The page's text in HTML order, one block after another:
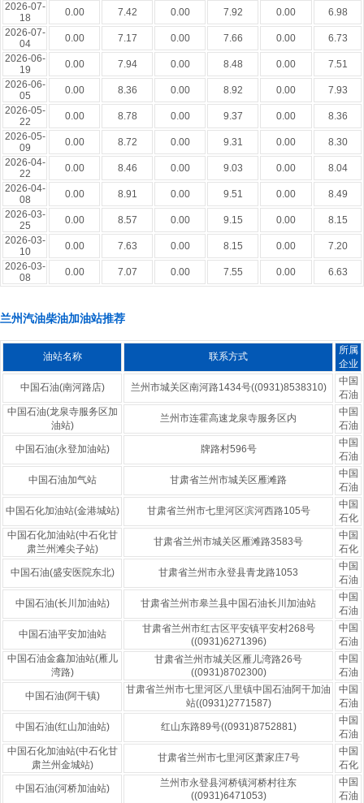
2026-07-
18
0.00 7.42 0.00 7.92 0.00
6.98
2026-07-
04
0.00 7.17 0.00 7.66 0.00
6.73
2026-06-
19
0.00 7.94 0.00 8.48 0.00
7.51
2026-06-
05
0.00 8.36 0.00 8.92 0.00
7.93
2026-05-
22
0.00 8.78 0.00 9.37 0.00
8.36
2026-05-
09
0.00 8.72 0.00 9.31 0.00
8.30
2026-04-
22
0.00 8.46 0.00 9.03 0.00
8.04
2026-04-
08
0.00 8.91 0.00 9.51 0.00
8.49
2026-03-
25
0.00 8.57 0.00 9.15 0.00
8.15
2026-03-
10
0.00 7.63 0.00 8.15 0.00
7.20
2026-03-
08
0.00 7.07 0.00 7.55 0.00 6.63
兰州汽油柴油加油站推荐
油站名称 联系方式
所属
企业
中国石油(南河路店) 兰州市城关区南河路1434号((0931)8538310)
中国
石油
中国石油(龙泉寺服务区加
油站)
兰州市连霍高速龙泉寺服务区内
中国
石油
中国石油(永登加油站) 牌路村596号
中国
石油
中国石油加气站 甘肃省兰州市城关区雁滩路
中国
石油
中国石化加油站(金港城站) 甘肃省兰州市七里河区滨河西路105号
中国
石化
中国石化加油站(中石化甘
肃兰州滩尖子站)
甘肃省兰州市城关区雁滩路3583号
中国
石化
中国石油(盛安医院东北) 甘肃省兰州市永登县青龙路1053
中国
石油
中国石油(长川加油站) 甘肃省兰州市皋兰县中国石油长川加油站
中国
石油
中国石油平安加油站
甘肃省兰州市红古区平安镇平安村268号
((0931)6271396)
中国
石油
中国石油金鑫加油站(雁儿
湾路)
甘肃省兰州市城关区雁儿湾路26号
((0931)8702300)
中国
石油
中国石油(阿干镇)
甘肃省兰州市七里河区八里镇中国石油阿干加油
站((0931)2771587)
中国
石油
中国石油(红山加油站) 红山东路89号((0931)8752881)
中国
石油
中国石化加油站(中石化甘
肃兰州金城站)
甘肃省兰州市七里河区萧家庄7号
中国
石化
中国石油(河桥加油站)
兰州市永登县河桥镇河桥村往东
((0931)6471053)
中国
石油